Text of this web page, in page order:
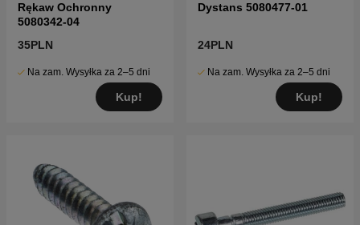
Rękaw Ochronny
5080342-04
35PLN
Na zam. Wysyłka za 2–5 dni
Kup!
Dystans 5080477-01
24PLN
Na zam. Wysyłka za 2–5 dni
Kup!